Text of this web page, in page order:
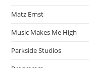
Matz Ernst
Music Makes Me High
Parkside Studios